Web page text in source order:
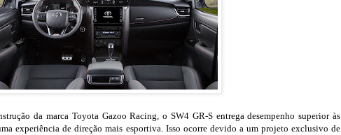
da marca Toyota Gazoo Racing, o SW4 GR-S entrega desempenho superior às
experiência de direção mais esportiva. Isso ocorre devido a um projeto exclusivo de